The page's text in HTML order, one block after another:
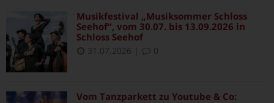
Musikfestival „Musiksommer Schloss
Seehof“, vom 30.07. bis 13.09.2026 in
Schloss Seehof
31.07.2026 0
Vom Tanzparkett zu Youtube & Co: